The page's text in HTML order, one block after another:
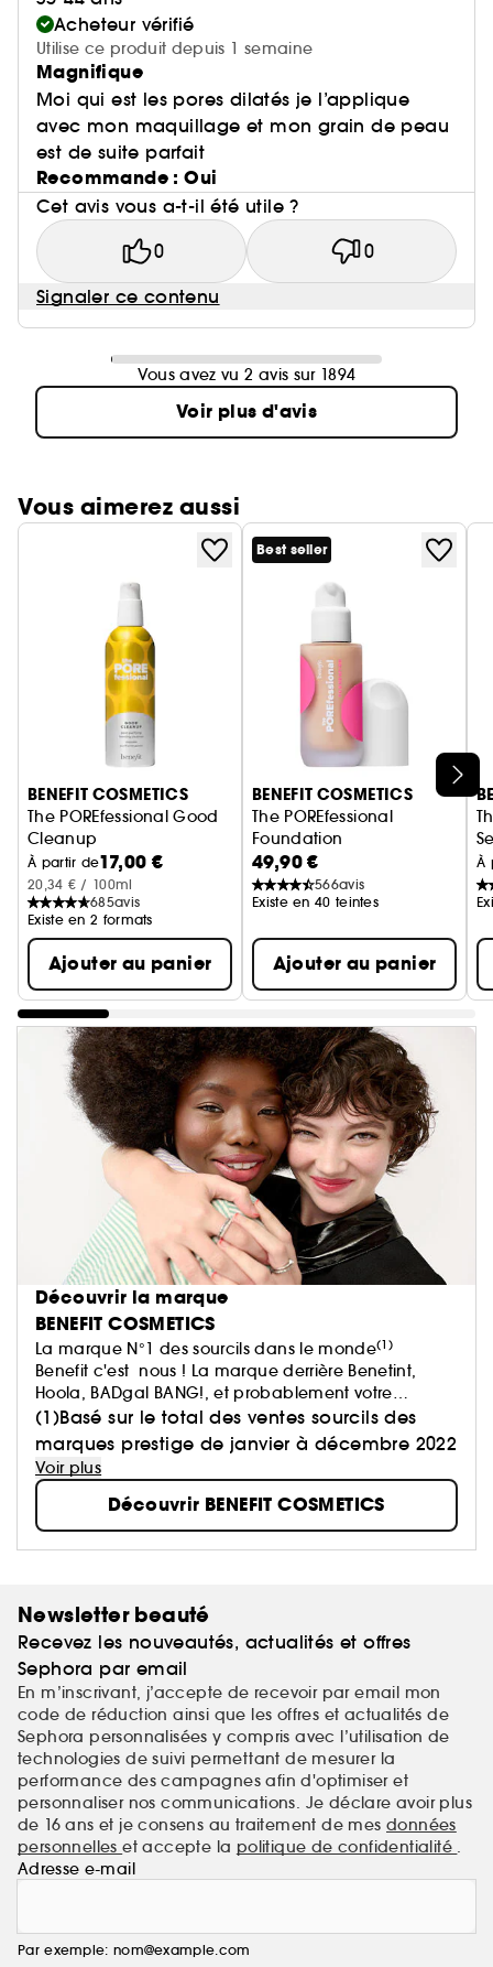
Acheteur vérifié
Utilise ce produit depuis 1 semaine
Magnifique
Moi qui est les pores dilatés je l’applique
avec mon maquillage et mon grain de peau
est de suite parfait
Recommande : Oui
Cet avis vous a-t-il été utile ?
0 0
Signaler ce contenu
Vous avez vu 2 avis sur 1894
Voir plus d'avis
Vous aimerez aussi
Ignorer le carrousel produits
BENEFIT COSMETICS
The POREfessional Good
Cleanup
Nettoyant Visage Moussant Purifiant
À partir de17,00 €
20,34 € / 100ml
685avis
Existe en 2 formats
Ajouter au panier
Best seller
BENEFIT COSMETICS
The POREfessional
Foundation
fond de teint lissant &
49,90 €
566avis
Existe en 40 teintes
Ajouter au panier
À
Découvrir la marque
BENEFIT COSMETICS
La marque N°1 des sourcils dans le monde(1)
Benefit c'est nous ! La marque derrière Benetint,
Hoola, BADgal BANG!, et probablement votre
marque sourcils préférée !
Chez Benefit, nous pensons que la beauté doit être
synonyme de plaisir et de bien-être. Parce que le
bien-être intérieur se voit à l'extérieur.​
Alors, que vous soyez à la recherche de votre produit
make-up favori ou que vous ayez simplement besoin
de vous amuser, on s'occupe de vous.
(1)Basé sur le total des ventes sourcils des
marques prestige de janvier à décembre 2022
Voir plus
Découvrir BENEFIT COSMETICS
Newsletter beauté
Recevez les nouveautés, actualités et offres
Sephora par email
En m’inscrivant, j’accepte de recevoir par email mon
code de réduction ainsi que les offres et actualités de
Sephora personnalisées y compris avec l’utilisation de
technologies de suivi permettant de mesurer la
performance des campagnes afin d'optimiser et
personnaliser nos communications. Je déclare avoir plus
de 16 ans et je consens au traitement de mes données
personnelleset accepte la politique de confidentialité .
Adresse e-mail
Par exemple: nom@example.com